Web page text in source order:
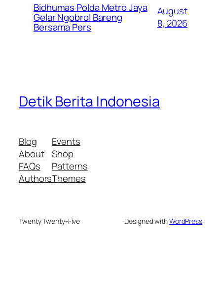
Bidhumas Polda Metro Jaya
Gelar Ngobrol Bareng
Bersama Pers
August
8, 2026
Detik Berita Indonesia
Blog
About
FAQs
Authors
Events
Shop
Patterns
Themes
Twenty Twenty-Five Designed withWordPress